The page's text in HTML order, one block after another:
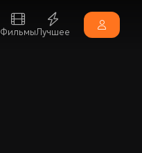
ФильмыЛучшее